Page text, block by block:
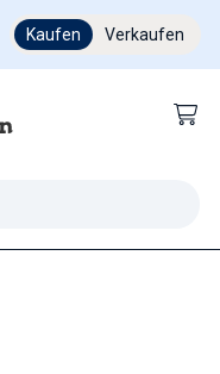
Ab 200 €
Kaufen Verkaufen